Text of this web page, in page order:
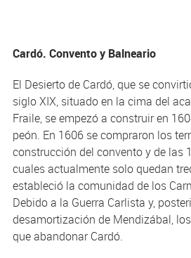
Cardó. Convento y Balneario
El Desierto de Cardó, que se
siglo XIX, situado en la cima del
Fraile, se empezó a construir en
peón. En 1606 se compraron los
construcción del convento y de las
cuales actualmente solo quedan
estableció la comunidad de los
Debido a la Guerra Carlista y,
desamortización de Mendizábal,
que abandonar Cardó.